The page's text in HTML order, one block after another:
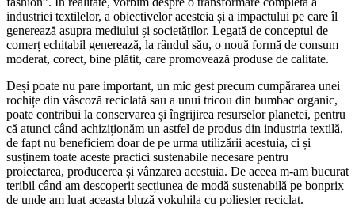
industriei textilelor, a obiectivelor acesteia și a impactului pe care îl
generează asupra mediului și societăților. Legată de conceptul de
comerț echitabil generează, la rândul său, o nouă formă de consum
moderat, corect, bine plătit, care promovează produse de calitate.
Deși poate nu pare important, un mic gest precum cumpărarea unei
rochițe din vâscoză reciclată sau a unui tricou din bumbac organic,
poate contribui la conservarea și îngrijirea resurselor planetei, pentru
că atunci când achiziționăm un astfel de produs din industria textilă,
de fapt nu beneficiem doar de pe urma utilizării acestuia, ci și
susținem toate aceste practici sustenabile necesare pentru
proiectarea, producerea și vânzarea acestuia. De aceea m-am bucurat
teribil când am descoperit secțiunea de modă sustenabilă pe bonprix
de unde am luat aceasta bluză vokuhila cu poliester reciclat.